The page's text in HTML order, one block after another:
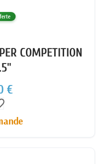
COMPETITION
€